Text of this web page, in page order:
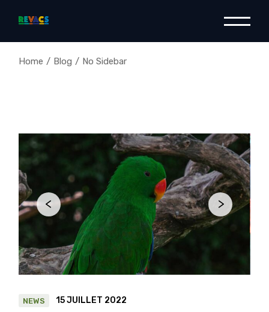
Home Blog No Sidebar
NEWS 15 JUILLET 2022